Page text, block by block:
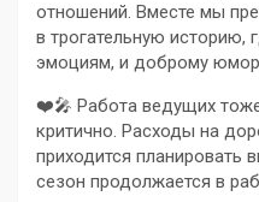
отношений. Вместе мы
в трогательную историю,
эмоциям, и доброму
❤️🎤 Работа ведущих
критично. Расходы на
приходится планировать
сезон продолжается в